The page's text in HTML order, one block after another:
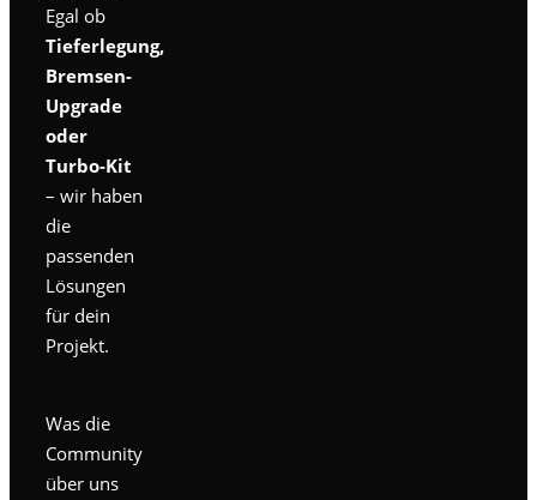
Egal ob
Tieferlegung,
Bremsen-
Upgrade
oder
Turbo-Kit
– wir haben
die
passenden
Lösungen
für dein
Projekt.
Was die
Community
über uns